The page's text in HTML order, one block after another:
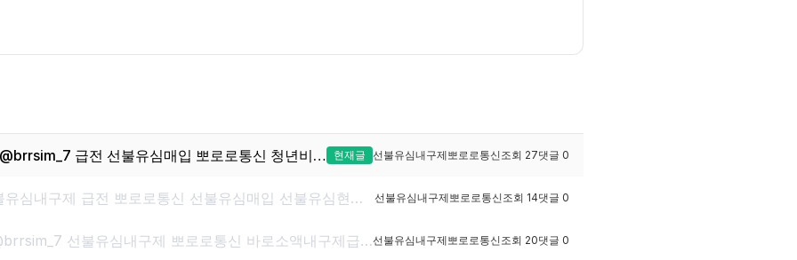
선불유심내구제텔레그램@brrsim_7 급전 선불유심매입 뽀로로통신 청년비상금급전 내구제소액 소액급전 정식업체 선불유심구매https://brrsim77.isweb.co.kr 현재글 선불유심내구제뽀로로통신조회 27댓글 0
@brrsim_7텔레그램 선불유심내구제 급전 뽀로로통신 선불유심매입 선불유심현금화하는업체 선불유심구매 간편무서류소액급전 선불유심내구제뽀로로통신조회 14댓글 0
선불유심매입 텔레그램@brrsim_7 선불유심내구제 뽀로로통신 바로소액내구제급전 선불유심구매 급전 선불유심매입 바로소액급전 무서류무방문급전선불유심내구제뽀로로통신조회 20댓글 0